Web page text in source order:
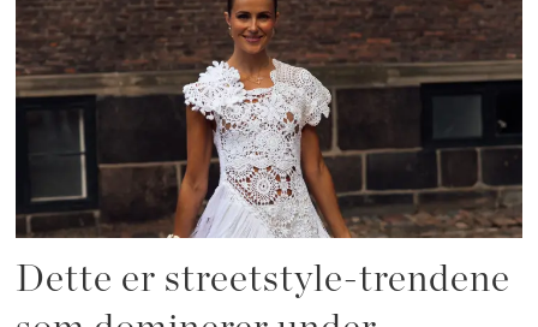
Dette er streetstyle-trendene